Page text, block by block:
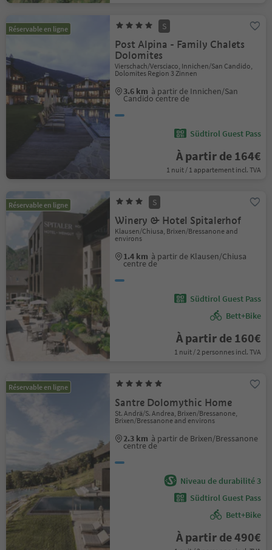
Réservable en ligne S
Post Alpina - Family Chalets
Dolomites
Vierschach/Versciaco, Innichen/San Candido,
Dolomites Region 3 Zinnen
3.6 km à partir de Innichen/San
Candido centre de
Südtirol Guest Pass
À partir de 164€
1 nuit / 1 appartement incl. TVA
Réservable en ligne S
Winery & Hotel Spitalerhof
Klausen/Chiusa, Brixen/Bressanone and
environs
1.4 km à partir de Klausen/Chiusa
centre de
Südtirol Guest Pass
Bett+Bike
À partir de 160€
1 nuit / 2 personnes incl. TVA
Réservable en ligne
Santre Dolomythic Home
St. Andrä/S. Andrea, Brixen/Bressanone,
Brixen/Bressanone and environs
2.3 km à partir de Brixen/Bressanone
centre de
Niveau de durabilité 3
Südtirol Guest Pass
Bett+Bike
À partir de 490€